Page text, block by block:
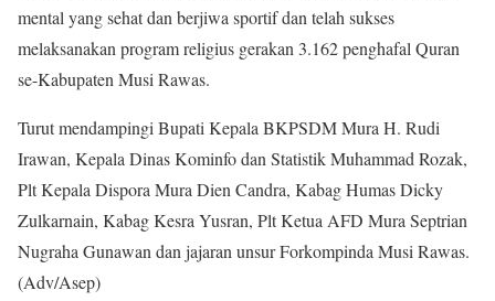
mental yang sehat dan berjiwa sportif dan telah sukses
melaksanakan program religius gerakan 3.162 penghafal Quran
se-Kabupaten Musi Rawas.
Turut mendampingi Bupati Kepala BKPSDM Mura H. Rudi
Irawan, Kepala Dinas Kominfo dan Statistik Muhammad Rozak,
Plt Kepala Dispora Mura Dien Candra, Kabag Humas Dicky
Zulkarnain, Kabag Kesra Yusran, Plt Ketua AFD Mura Septrian
Nugraha Gunawan dan jajaran unsur Forkompinda Musi Rawas.
(Adv/Asep)